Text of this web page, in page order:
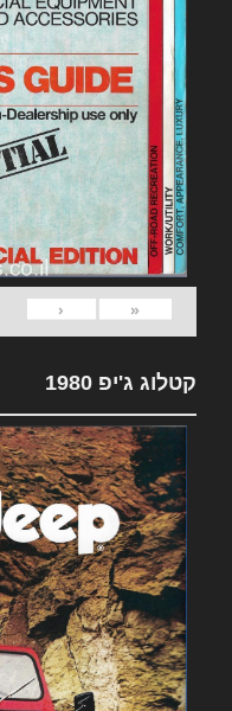
«
‹
קטלוג ג'יפ 1980